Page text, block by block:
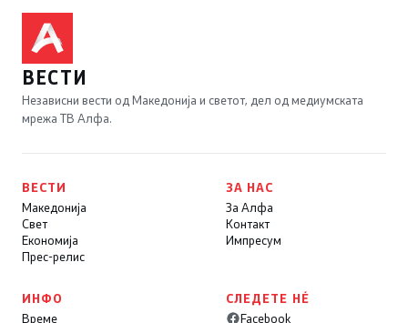
ВЕСТИ
Независни вести од Македонија и светот, дел од медиумската
мрежа ТВ Алфа.
ВЕСТИ
Македонија
Свет
Економија
Прес-релис
ЗА НАС
За Алфа
Контакт
Импресум
ИНФО
Време
СЛЕДЕТЕ НÉ
Facebook